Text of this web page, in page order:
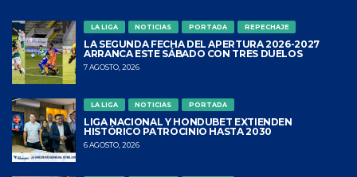
LA LIGA NOTICIAS PORTADA REPECHAJE
LA SEGUNDA FECHA DEL APERTURA 2026-2027
ARRANCA ESTE SÁBADO CON TRES DUELOS
7 AGOSTO, 2026
LA LIGA NOTICIAS PORTADA
LIGA NACIONAL Y HONDUBET EXTIENDEN
HISTÓRICO PATROCINIO HASTA 2030
6 AGOSTO, 2026